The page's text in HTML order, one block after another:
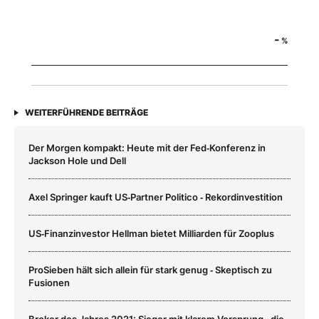
- %
WEITERFÜHRENDE BEITRÄGE
Der Morgen kompakt: Heute mit der Fed‑Konferenz in
Jackson Hole und Dell
Axel Springer kauft US‑Partner Politico ‑ Rekordinvestition
US‑Finanzinvestor Hellman bietet Milliarden für Zooplus
ProSieben hält sich allein für stark genug ‑ Skeptisch zu
Fusionen